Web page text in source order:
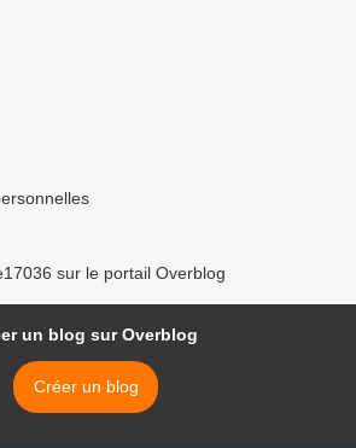
sur le portail Overblog
un blog sur Overblog
Créer un blog